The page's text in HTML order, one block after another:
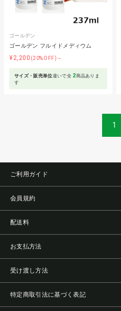
ゴールデン
ゴールデン フルイドメディウム
¥2,200 (20%OFF)～
サイズ・販売単位違いで全 2商品ありま
す
1
ご利用ガイド
会員規約
配送料
お支払方法
受け渡し方法
特定商取引法に基づく表記